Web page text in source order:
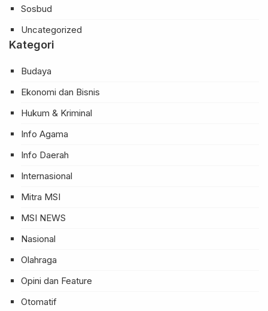
Sosbud
Uncategorized
Kategori
Budaya
Ekonomi dan Bisnis
Hukum & Kriminal
Info Agama
Info Daerah
Internasional
Mitra MSI
MSI NEWS
Nasional
Olahraga
Opini dan Feature
Otomatif